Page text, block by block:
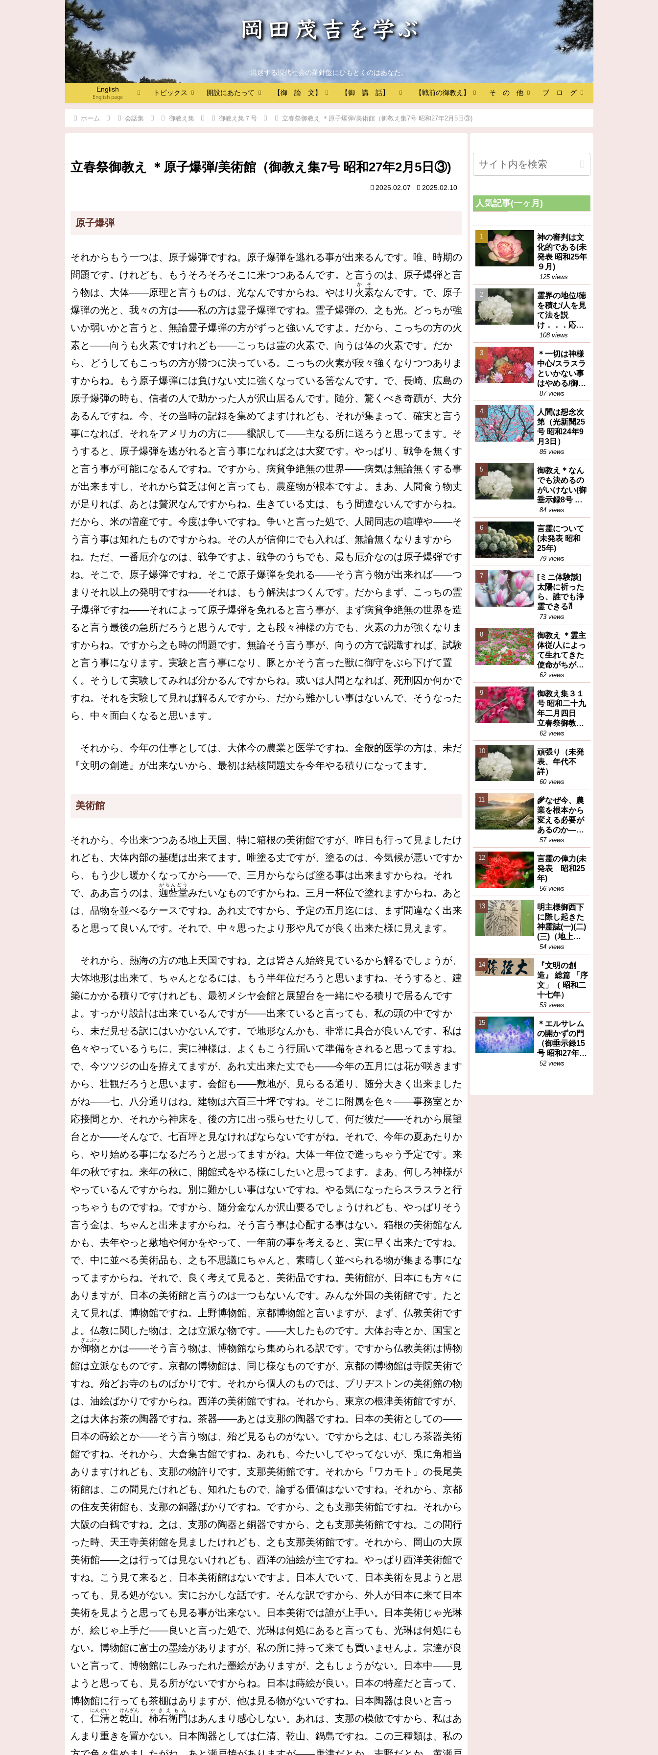
混迷する現代社会の羅針盤にひもとくのはあなた。
English
English page
トピックス 開設にあたって 【御 論 文】 【御 講 話】 【戦前の御教え】 そ の 他 ブ ロ グ
ホーム 会話集 御教え集 御教え集７号 立春祭御教え ＊原子爆弾/美術館（御教え集7号 昭和27年2月5日③)
立春祭御教え ＊原子爆弾/美術館（御教え集7号 昭和27年2月5日③)
2025.02.07 2025.02.10
原子爆弾
それからもう一つは、原子爆弾ですね。原子爆弾を逃れる事が出来るんです。唯、時期の
問題です。けれども、もうそろそろそこに来つつあるんです。と言うのは、原子爆弾と言
う物は、大体――原理と言うものは、光なんですからね。やはり 火素
かそ
なんです。で、原子
爆弾の光と、我々の方は――私の方は霊子爆弾ですね。霊子爆弾の、之も光。どっちが強
いか弱いかと言うと、無論霊子爆弾の方がずっと強いんですよ。だから、こっちの方の火
素と――向うも火素ですけれども――こっちは霊の火素で、向うは体の火素です。だか
ら、どうしてもこっちの方が勝つに決っている。こっちの火素が段々強くなりつつありま
すからね。もう原子爆弾には負けない丈に強くなっている筈なんです。で、長崎、広島の
原子爆弾の時も、信者の人で助かった人が沢山居るんです。随分、驚くべき奇蹟が、大分
あるんですね。今、その当時の記録を集めてますけれども、それが集まって、確実と言う
事になれば、それをアメリカの方に――飜訳して――主なる所に送ろうと思ってます。そ
うすると、原子爆弾を逃がれると言う事になれば之は大変です。やっぱり、戦争を無くす
と言う事が可能になるんですね。ですから、病貧争絶無の世界――病気は無論無くする事
が出来ますし、それから貧乏は何と言っても、農産物が根本ですよ。まあ、人間食う物丈
が足りれば、あとは贅沢なんですからね。生きている丈は、もう間違ないんですからね。
だから、米の増産です。今度は争いですね。争いと言った処で、人間同志の喧嘩や――そ
う言う事は知れたものですからね。その人が信仰にでも入れば、無論無くなりますから
ね。ただ、一番厄介なのは、戦争ですよ。戦争のうちでも、最も厄介なのは原子爆弾です
ね。そこで、原子爆弾ですね。そこで原子爆弾を免れる――そう言う物が出来れば――つ
まりそれ以上の発明ですね――それは、もう解決はつくんです。だからまず、こっちの霊
子爆弾ですね――それによって原子爆弾を免れると言う事が、まず病貧争絶無の世界を造
ると言う最後の急所だろうと思うんです。之も段々神様の方でも、火素の力が強くなりま
すからね。ですから之も時の問題です。無論そう言う事が、向うの方で認識すれば、試験
と言う事になります。実験と言う事になり、豚とかそう言った獣に御守をぶら下げて置
く。そうして実験してみれば分かるんですからね。或いは人間となれば、死刑囚か何かで
すね。それを実験して見れば解るんですから、だから難かしい事はないんで、そうなった
ら、中々面白くなると思います。
それから、今年の仕事としては、大体今の農業と医学ですね。全般的医学の方は、未だ
『文明の創造』が出来ないから、最初は結核問題丈を今年やる積りになってます。
美術館
それから、今出来つつある地上天国、特に箱根の美術館ですが、昨日も行って見ましたけ
れども、大体内部の基礎は出来てます。唯塗る丈ですが、塗るのは、今気候が悪いですか
ら、もう少し暖かくなってから――で、三月からならば塗る事は出来ますからね。それ
で、ああ言うのは、 迦藍堂
がらんどう
みたいなものですからね。三月一杯位で塗れますからね。あと
は、品物を並べるケースですね。あれ丈ですから、予定の五月迄には、まず間違なく出来
ると思って良いんです。それで、中々思ったより形や凡てが良く出来た様に見えます。
それから、熱海の方の地上天国ですね。之は皆さん始終見ているから解るでしょうが、
大体地形は出来て、ちゃんとなるには、もう半年位だろうと思いますね。そうすると、建
築にかかる積りですけれども、最初メシヤ会館と展望台を一緒にやる積りで居るんです
よ。すっかり設計は出来ているんですが――出来ていると言っても、私の頭の中ですか
ら、未だ見せる訳にはいかないんです。で地形なんかも、非常に具合が良いんです。私は
色々やっているうちに、実に神様は、よくもこう行届いて準備をされると思ってますね。
で、今ツツジの山を拵えてますが、あれ丈出来た丈でも――今年の五月には花が咲きます
から、壮観だろうと思います。会館も――敷地が、見らるる通り、随分大きく出来ました
がね――七、八分通りはね。建物は六百三十坪ですね。そこに附属を色々――事務室とか
応接間とか、それから神床を、後の方に出っ張らせたりして、何だ彼だ――それから展望
台とか――そんなで、七百坪と見なければならないですがね。それで、今年の夏あたりか
ら、やり始める事になるだろうと思ってますがね。大体一年位で造っちゃう予定です。来
年の秋ですね。来年の秋に、開館式をやる様にしたいと思ってます。まあ、何しろ神様が
やっているんですからね。別に難かしい事はないですね。やる気になったらスラスラと行
っちゃうものですね。ですから、随分金なんか沢山要るでしょうけれども、やっぱりそう
言う金は、ちゃんと出来ますからね。そう言う事は心配する事はない。箱根の美術館なん
かも、去年やっと敷地や何かをやって、一年前の事を考えると、実に早く出来たですね。
で、中に並べる美術品も、之も不思議にちゃんと、素晴しく並べられる物が集まる事にな
ってますからね。それで、良く考えて見ると、美術品ですね。美術館が、日本にも方々に
ありますが、日本の美術館と言うのは一つもないんです。みんな外国の美術館です。たと
えて見れば、博物館ですね。上野博物館、京都博物館と言いますが、まず、仏教美術です
よ。仏教に関した物は、之は立派な物です。――大したものです。大体お寺とか、国宝と
か御物
ぎょぶつ
とかは――そう言う物は、博物館なら集められる訳です。ですから仏教美術は博物
館は立派なものです。京都の博物館は、同じ様なものですが、京都の博物館は寺院美術で
すね。殆どお寺のものばかりです。それから個人のものでは、ブリヂストンの美術館の物
は、油絵ばかりですからね。西洋の美術館ですね。それから、東京の根津美術館ですが、
之は大体お茶の陶器ですね。茶器――あとは支那の陶器ですね。日本の美術としての――
日本の蒔絵とか――そう言う物は、殆ど見るものがない。ですから之は、むしろ茶器美術
館ですね。それから、大倉集古館ですね。あれも、今たいしてやってないが、兎に角相当
ありますけれども、支那の物許りです。支那美術館です。それから「ワカモト」の長尾美
術館は、この間見たけれども、知れたもので、論ずる価値はないですね。それから、京都
の住友美術館も、支那の銅器ばかりですね。ですから、之も支那美術館ですね。それから
大阪の白鶴ですね。之は、支那の陶器と銅器ですから、之も支那美術館ですね。この間行
った時、天王寺美術館を見ましたけれども、之も支那美術館です。それから、岡山の大原
美術館――之は行っては見ないけれども、西洋の油絵が主ですね。やっぱり西洋美術館で
すね。こう見て来ると、日本美術館はないですよ。日本人でいて、日本美術を見ようと思
っても、見る処がない。実におかしな話です。そんな訳ですから、外人が日本に来て日本
美術を見ようと思っても見る事が出来ない。日本美術では誰が上手い。日本美術じゃ光琳
が、絵じゃ上手だ――良いと言った処で、光琳は何処にあると言っても、光琳は何処にも
ない。博物館に富士の墨絵がありますが、私の所に持って来ても買いませんよ。宗達が良
いと言って、博物館にしみったれた墨絵がありますが、之もしょうがない。日本中――見
ようと思っても、見る所がないですからね。日本は蒔絵が良い。日本の特産だと言って、
博物館に行っても茶棚はありますが、他は見る物がないですね。日本陶器は良いと言っ
て、 仁清
にんせい
と乾山
けんざん
。 柿右衛門
かきえもん
はあんまり感心しない。あれは、支那の模倣ですから、私はあ
んまり重きを置かない。日本陶器としては仁清、乾山、鍋島ですね。この三種類は、私の
人気記事(一ヶ月)
神の審判は文
化的である(未
発表 昭和25年
９月)
125 views
霊界の地位/徳
を積む/人を見
て法を説
け．．．応身
（御垂示録16
号昭和27年12
月1日④）
108 views
＊一切は神様
中心/スラスラ
といかない事
はやめる/御任
せ（御垂示録
16号昭和27年
12月1日①）
87 views
人間は想念次
第（光新聞25
号 昭和24年9
月3日）
85 views
御教え＊なん
でも決めるの
がいけない(御
垂示録8号 昭
和27年4月1日
②)
84 views
言霊について
(未発表 昭和
25年)
79 views
[ミニ体験談]
太陽に祈った
ら、誰でも浄
霊できる⁈
73 views
御教え ＊霊主
体従/人によっ
て生れてきた
使命がちがう
(御教え集27号
昭和28年10月
6日③)
62 views
御教え集３１
号 昭和二十九
年二月四日
立春祭御教え
※人間が善と
か悪とか決め
るのは大変な
間違い等
62 views
頑張り（未発
表、年代不
詳）
60 views
🌾なぜ今、農
業を根本から
変える必要が
あるのか――
岡田茂吉が訴
えた食糧問題
の本質（トピ
ックス）
57 views
言霊の偉力(未
発表 昭和25
年)
56 views
明主様御西下
に際し起きた
神霊誌(一)(二)
(三)（地上天
国31号 昭和26
年12月25日）
54 views
『文明の創
造』 総篇 「序
文」（ 昭和二
十七年）
53 views
＊エルサレム
の開かずの門
（御垂示録15
号 昭和27年11
月1日②）再
52 views